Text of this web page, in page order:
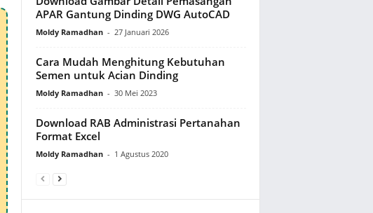
APAR Gantung Dinding DWG AutoCAD
Moldy Ramadhan - 27 Januari 2026
Cara Mudah Menghitung Kebutuhan
Semen untuk Acian Dinding
Moldy Ramadhan - 30 Mei 2023
Download RAB Administrasi Pertanahan
Format Excel
Moldy Ramadhan - 1 Agustus 2020